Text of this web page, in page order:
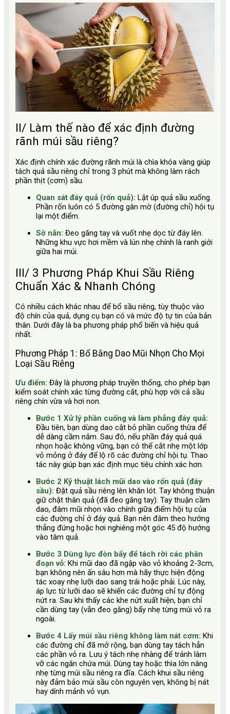
II/ Làm thế nào để xác định đường
rãnh múi sầu riêng?
Xác định chính xác đường rãnh múi là chìa khóa vàng giúp
tách quả sầu riêng chỉ trong 3 phút mà không làm rách
phần thịt (cơm) sầu.
Quan sát đáy quả (rốn quả): Lật úp quả sầu xuống.
Phần rốn luôn có 5 đường gân mờ (đường chỉ) hội tụ
lại một điểm.
Sờ nắn: Đeo găng tay và vuốt nhẹ dọc từ đáy lên.
Những khu vực hơi mềm và lún nhẹ chính là ranh giới
giữa hai múi.
III/ 3 Phương Pháp Khui Sầu Riêng
Chuẩn Xác & Nhanh Chóng
Có nhiều cách khác nhau để bổ sầu riêng, tùy thuộc vào
độ chín của quả, dụng cụ bạn có và mức độ tự tin của bản
thân. Dưới đây là ba phương pháp phổ biến và hiệu quả
nhất.
Phương Pháp 1: Bổ Bằng Dao Mũi Nhọn Cho Mọi
Loại Sầu Riêng
Ưu điểm: Đây là phương pháp truyền thống, cho phép bạn
kiểm soát chính xác từng đường cắt, phù hợp với cả sầu
riêng chín vừa và hơi non.
Bước 1 Xử lý phần cuống và làm phẳng đáy quả:
Đầu tiên, bạn dùng dao cắt bỏ phần cuống thừa để
dễ dàng cầm nắm. Sau đó, nếu phần đáy quả quá
nhọn hoặc không vững, bạn có thể cắt nhẹ một lớp
vỏ mỏng ở đáy để lộ rõ các đường chỉ hội tụ. Thao
tác này giúp bạn xác định mục tiêu chính xác hơn.
Bước 2 Kỹ thuật lách mũi dao vào rốn quả (đáy
sầu): Đặt quả sầu riêng lên khăn lót. Tay không thuận
giữ chặt thân quả (đã đeo găng tay). Tay thuận cầm
dao, đâm mũi nhọn vào chính giữa điểm hội tụ của
các đường chỉ ở đáy quả. Bạn nên đâm theo hướng
thẳng đứng hoặc hơi nghiêng một góc 45 độ hướng
vào tâm quả.
Bước 3 Dùng lực đòn bẩy để tách rời các phân
đoạn vỏ: Khi mũi dao đã ngập vào vỏ khoảng 2-3cm,
bạn không nên ấn sâu hơn mà hãy thực hiện động
tác xoay nhẹ lưỡi dao sang trái hoặc phải. Lúc này,
áp lực từ lưỡi dao sẽ khiến các đường chỉ tự động
nứt ra. Sau khi thấy các khe nứt xuất hiện, bạn chỉ
cần dùng tay (vẫn đeo găng) bẩy nhẹ từng múi vỏ ra
ngoài.
Bước 4 Lấy múi sầu riêng không làm nát cơm: Khi
các đường chỉ đã mở rộng, bạn dùng tay tách hẳn
các phần vỏ ra. Lưu ý tách nhẹ nhàng để tránh làm
vỡ các ngăn chứa múi. Dùng tay hoặc thìa lớn nâng
nhẹ từng múi sầu riêng ra đĩa. Cách khui sầu riêng
này đảm bảo múi sầu còn nguyên vẹn, không bị nát
hay dính mảnh vỏ vụn.